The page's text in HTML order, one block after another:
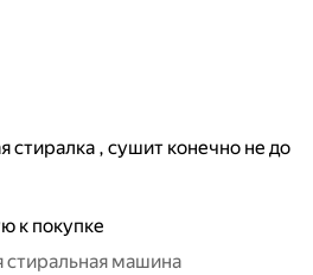
стиралка , сушит конечно не до
к покупке
машина